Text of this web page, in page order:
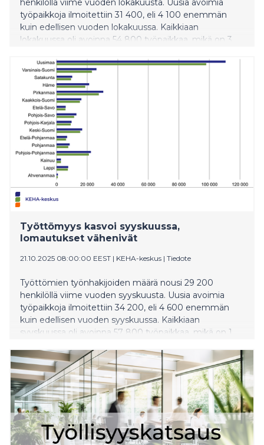
työpaikkoja ilmoitettiin 31 400, eli 4 100 enemmän
kuin edellisen vuoden lokakuussa. Kaikkiaan
lokakuussa oli avoinna 54 800 työpaikkaa, mikä on 3
Työttömyys kasvoi syyskuussa,
lomautukset vähenivät
21.10.2025 08:00:00 EEST | KEHA-keskus | Tiedote
Työttömien työnhakijoiden määrä nousi 29 200
henkilöllä viime vuoden syyskuusta. Uusia avoimia
työpaikkoja ilmoitettiin 34 200, eli 4 600 enemmän
kuin edellisen vuoden syyskuussa. Kaikkiaan
syyskuussa oli avoinna 57 800 työpaikkaa, mikä on 1